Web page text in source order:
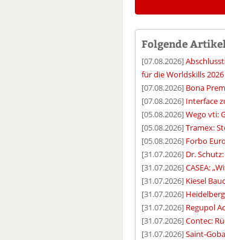
Folgende
[07.08.2026]
für die Worldskills 2026
[07.08.2026] Bona
[07.08.2026] Interface
[05.08.2026]Wego vti:
[05.08.2026]Tramex:
[05.08.2026] Forbo
[31.07.2026] Dr.
[31.07.2026]CASEA:
[31.07.2026] Kiesel
[31.07.2026]
[31.07.2026] Regupol
[31.07.2026]Contec:
[31.07.2026]Saint-